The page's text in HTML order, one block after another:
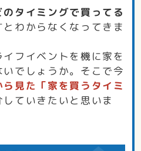
のタイミングで買ってる
わからなくなってきま
フイベントを機に家を
でしょうか。そこで今
見た「家を買うタイミ
ていきたいと思いま